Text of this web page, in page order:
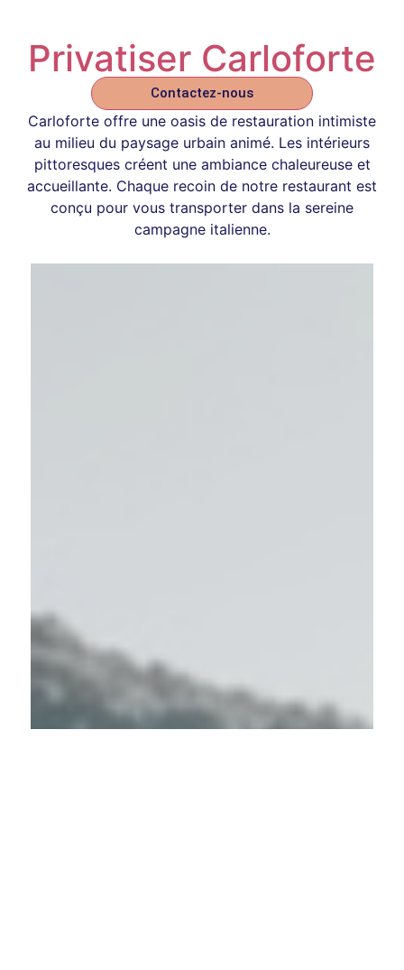
Privatiser Carloforte
Contactez-nous
Carloforte offre une oasis de restauration intimiste
au milieu du paysage urbain animé. Les intérieurs
pittoresques créent une ambiance chaleureuse et
accueillante. Chaque recoin de notre restaurant est
conçu pour vous transporter dans la sereine
campagne italienne.